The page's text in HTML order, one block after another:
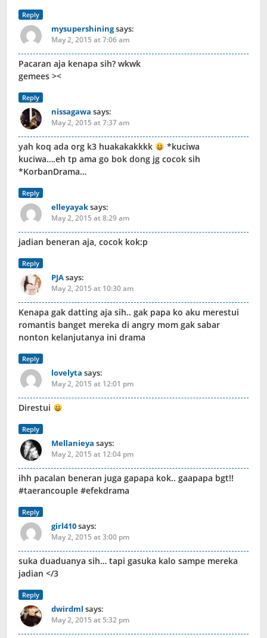
Reply
mysupershiningsays:
May 2, 2015 at 7:06 am
Pacaran aja kenapa sih? wkwk
gemees ><
Reply
nissagawa says:
May 2, 2015 at 7:37 am
yah koq ada org k3 huakakakkkk
*kuciwa
kuciwa….eh tp ama go bok dong jg cocok sih
*KorbanDrama…
Reply
elleyayaksays:
May 2, 2015 at 8:29 am
jadian beneran aja, cocok kok:p
Reply
PJAsays:
May 2, 2015 at 10:30 am
Kenapa gak datting aja sih.. gak papa ko aku merestui
romantis banget mereka di angry mom gak sabar
nonton kelanjutanya ini drama
Reply
lovelyta says:
May 2, 2015 at 12:01 pm
Direstui
Reply
Mellanieya says:
May 2, 2015 at 12:04 pm
ihh pacalan beneran juga gapapa kok.. gaapapa bgt!!
#taerancouple #efekdrama
Reply
girl410says:
May 2, 2015 at 3:00 pm
suka duaduanya sih… tapi gasuka kalo sampe mereka
jadian </3
Reply
dwirdml says:
May 2, 2015 at 5:32 pm